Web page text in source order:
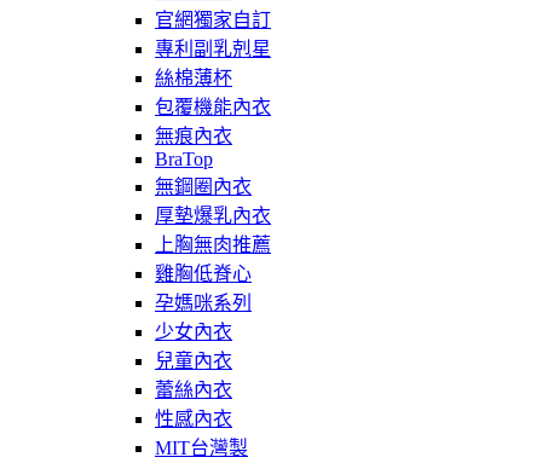
官網獨家自訂
專利副乳剋星
絲棉薄杯
包覆機能內衣
無痕內衣
BraTop
無鋼圈內衣
厚墊爆乳內衣
上胸無肉推薦
雞胸低脊心
孕媽咪系列
少女內衣
兒童內衣
蕾絲內衣
性感內衣
MIT台灣製